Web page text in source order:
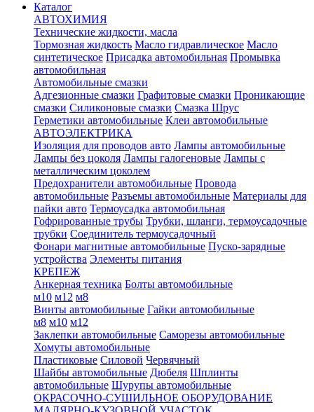
Каталог
АВТОХИМИЯ
Технические жидкости, масла
Тормозная жидкость Масло гидравлическое Масло
синтетическое Присадка автомобильная Промывка
автомобильная
Автомобильные смазки
Адгезионные смазки Графитовые смазки Проникающие
смазки Силиконовые смазки Смазка Шрус
Герметики автомобильные Клеи автомобильные
АВТОЭЛЕКТРИКА
Изоляция для проводов авто Лампы автомобильные
Лампы без цоколя Лампы галогеновые Лампы с
металлическим цоколем
Предохранители автомобильные Провода
автомобильные Разъемы автомобильные Материалы для
пайки авто Термоусадка автомобильная
Гофрированные трубы Трубки, шланги, термоусадочные
трубки Соединитель термоусадочный
Фонари магнитные автомобильные Пуско-зарядные
устройства Элементы питания
КРЕПЕЖ
Анкерная техника Болты автомобильные
м10 м12 м8
Винты автомобильные Гайки автомобильные
м8 м10 м12
Заклепки автомобильные Саморезы автомобильные
Хомуты автомобильные
Пластиковые Силовой Червячный
Шайбы автомобильные Дюбеля Шплинты
автомобильные Шурупы автомобильные
ОКРАСОЧНО-СУШИЛЬНОЕ ОБОРУДОВАНИЕ